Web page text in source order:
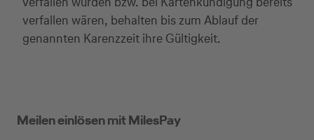
verfallen wären, behalten bis zum Ablauf der
genannten Karenzzeit ihre Gültigkeit.
Meilen einlösen mit MilesPay